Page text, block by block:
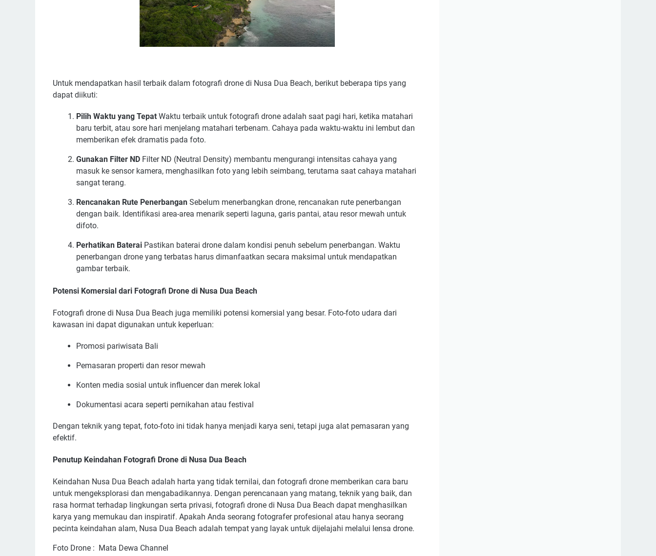
Untuk mendapatkan hasil terbaik dalam fotografi drone di Nusa Dua Beach, berikut beberapa tips yang
dapat diikuti:
Pilih Waktu yang Tepat Waktu terbaik untuk fotografi drone adalah saat pagi hari, ketika matahari
baru terbit, atau sore hari menjelang matahari terbenam. Cahaya pada waktu-waktu ini lembut dan
memberikan efek dramatis pada foto.
Gunakan Filter ND Filter ND (Neutral Density) membantu mengurangi intensitas cahaya yang
masuk ke sensor kamera, menghasilkan foto yang lebih seimbang, terutama saat cahaya matahari
sangat terang.
Rencanakan Rute Penerbangan Sebelum menerbangkan drone, rencanakan rute penerbangan
dengan baik. Identifikasi area-area menarik seperti laguna, garis pantai, atau resor mewah untuk
difoto.
Perhatikan Baterai Pastikan baterai drone dalam kondisi penuh sebelum penerbangan. Waktu
penerbangan drone yang terbatas harus dimanfaatkan secara maksimal untuk mendapatkan
gambar terbaik.
Potensi Komersial dari Fotografi Drone di Nusa Dua Beach
Fotografi drone di Nusa Dua Beach juga memiliki potensi komersial yang besar. Foto-foto udara dari
kawasan ini dapat digunakan untuk keperluan:
Promosi pariwisata Bali
Pemasaran properti dan resor mewah
Konten media sosial untuk influencer dan merek lokal
Dokumentasi acara seperti pernikahan atau festival
Dengan teknik yang tepat, foto-foto ini tidak hanya menjadi karya seni, tetapi juga alat pemasaran yang
efektif.
Penutup Keindahan Fotografi Drone di Nusa Dua Beach
Keindahan Nusa Dua Beach adalah harta yang tidak ternilai, dan fotografi drone memberikan cara baru
untuk mengeksplorasi dan mengabadikannya. Dengan perencanaan yang matang, teknik yang baik, dan
rasa hormat terhadap lingkungan serta privasi, fotografi drone di Nusa Dua Beach dapat menghasilkan
karya yang memukau dan inspiratif. Apakah Anda seorang fotografer profesional atau hanya seorang
pecinta keindahan alam, Nusa Dua Beach adalah tempat yang layak untuk dijelajahi melalui lensa drone.
Foto Drone : Mata Dewa Channel